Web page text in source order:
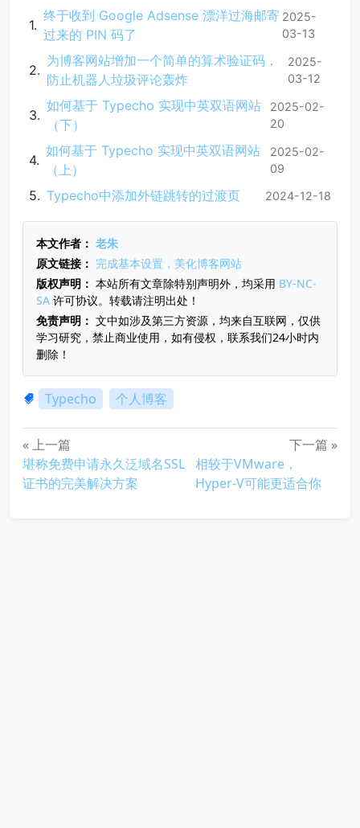
终于收到 Google Adsense 漂洋过海邮寄
过来的 PIN 码了
2025-
03-13
为博客网站增加一个简单的算术验证码，
防止机器人垃圾评论轰炸
2025-
03-12
如何基于 Typecho 实现中英双语网站
（下）
2025-02-
20
如何基于 Typecho 实现中英双语网站
（上）
2025-02-
09
Typecho中添加外链跳转的过渡页 2024-12-18
本文作者： 老朱
原文链接： 完成基本设置，美化博客网站
版权声明： 本站所有文章除特别声明外，均采用 BY-NC-
SA 许可协议。转载请注明出处！
免责声明： 文中如涉及第三方资源，均来自互联网，仅供
学习研究，禁止商业使用，如有侵权，联系我们24小时内
删除！
Typecho 个人博客
« 上一篇
堪称免费申请永久泛域名SSL
证书的完美解决方案
下一篇 »
相较于VMware，
Hyper-V可能更适合你